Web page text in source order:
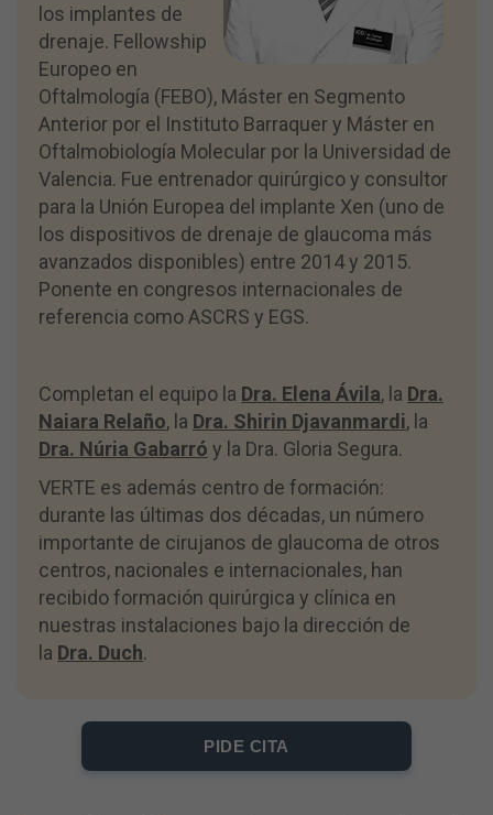
los implantes de
drenaje. Fellowship
Europeo en
Oftalmología (FEBO), Máster en Segmento
Anterior por el Instituto Barraquer y Máster en
Oftalmobiología Molecular por la Universidad de
Valencia. Fue entrenador quirúrgico y consultor
para la Unión Europea del implante Xen (uno de
los dispositivos de drenaje de glaucoma más
avanzados disponibles) entre 2014 y 2015.
Ponente en congresos internacionales de
referencia como ASCRS y EGS.
Completan el equipo la Dra. Elena Ávila, la Dra.
Naiara Relaño, la Dra. Shirin Djavanmardi, la
Dra. Núria Gabarró y la Dra. Gloria Segura.
VERTE es además centro de formación:
durante las últimas dos décadas, un número
importante de cirujanos de glaucoma de otros
centros, nacionales e internacionales, han
recibido formación quirúrgica y clínica en
nuestras instalaciones bajo la dirección de
la Dra. Duch.
PIDE CITA